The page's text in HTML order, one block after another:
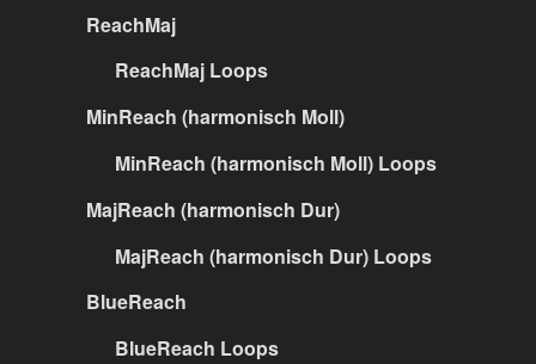
ReachMaj
ReachMaj Loops
MinReach (harmonisch Moll)
MinReach (harmonisch Moll) Loops
MajReach (harmonisch Dur)
MajReach (harmonisch Dur) Loops
BlueReach
BlueReach Loops